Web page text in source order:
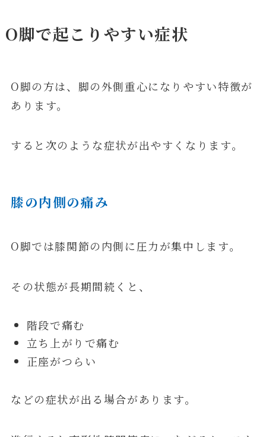
O脚で起こりやすい症状
O脚の方は、脚の外側重心になりやすい特徴が
あります。
すると次のような症状が出やすくなります。
膝の内側の痛み
O脚では膝関節の内側に圧力が集中します。
その状態が長期間続くと、
階段で痛む
立ち上がりで痛む
正座がつらい
などの症状が出る場合があります。